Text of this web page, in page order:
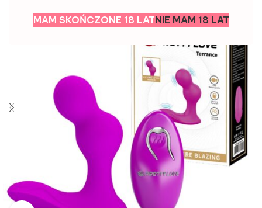
MAM SKOŃCZONE 18 LATNIE MAM 18 LAT